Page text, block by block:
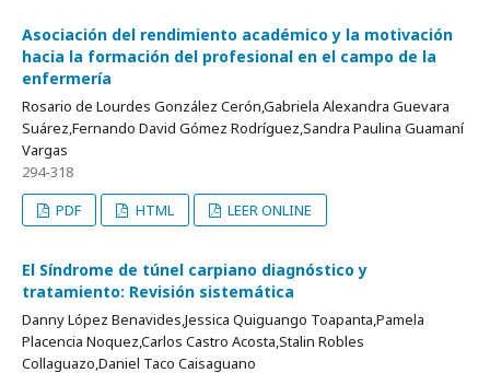
Asociación del rendimiento académico y la motivación
hacia la formación del profesional en el campo de la
enfermería
Rosario de Lourdes González Cerón,Gabriela Alexandra Guevara
Suárez,Fernando David Gómez Rodríguez,Sandra Paulina Guamaní
Vargas
294-318
PDF
HTML LEER ONLINE
El Síndrome de túnel carpiano diagnóstico y
tratamiento: Revisión sistemática
Danny López Benavides,Jessica Quiguango Toapanta,Pamela
Placencia Noquez,Carlos Castro Acosta,Stalin Robles
Collaguazo,Daniel Taco Caisaguano